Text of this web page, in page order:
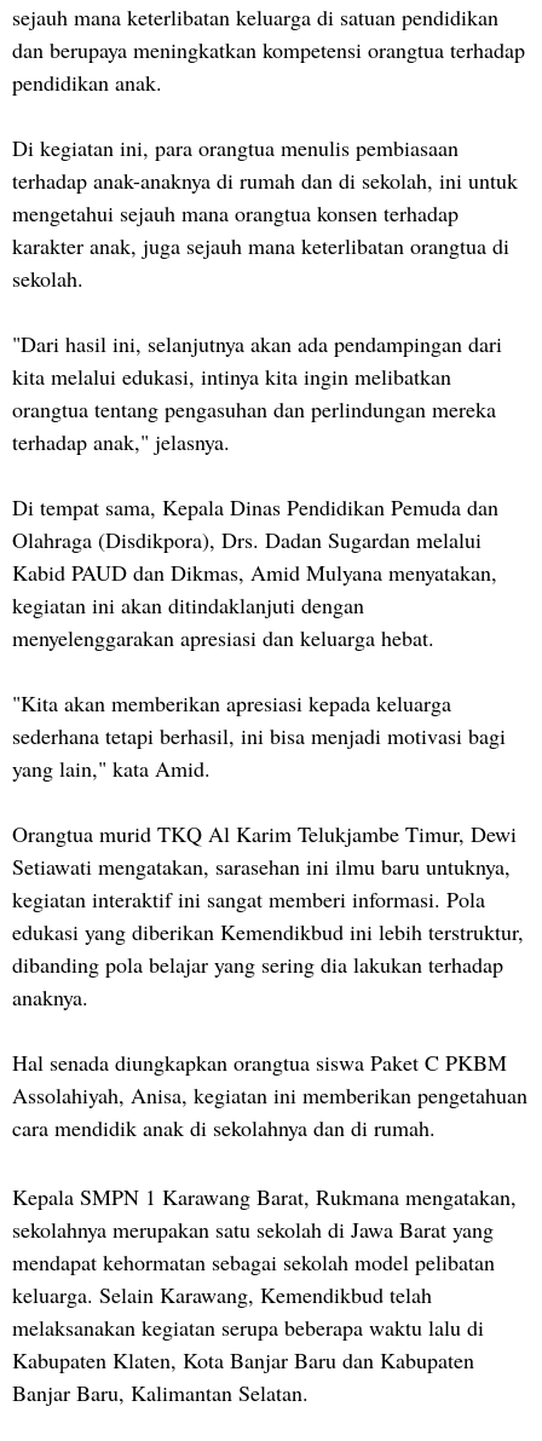
sejauh mana keterlibatan keluarga di satuan pendidikan
dan berupaya meningkatkan kompetensi orangtua terhadap
pendidikan anak.
Di kegiatan ini, para orangtua menulis pembiasaan
terhadap anak-anaknya di rumah dan di sekolah, ini untuk
mengetahui sejauh mana orangtua konsen terhadap
karakter anak, juga sejauh mana keterlibatan orangtua di
sekolah.
"Dari hasil ini, selanjutnya akan ada pendampingan dari
kita melalui edukasi, intinya kita ingin melibatkan
orangtua tentang pengasuhan dan perlindungan mereka
terhadap anak," jelasnya.
Di tempat sama, Kepala Dinas Pendidikan Pemuda dan
Olahraga (Disdikpora), Drs. Dadan Sugardan melalui
Kabid PAUD dan Dikmas, Amid Mulyana menyatakan,
kegiatan ini akan ditindaklanjuti dengan
menyelenggarakan apresiasi dan keluarga hebat.
"Kita akan memberikan apresiasi kepada keluarga
sederhana tetapi berhasil, ini bisa menjadi motivasi bagi
yang lain," kata Amid.
Orangtua murid TKQ Al Karim Telukjambe Timur, Dewi
Setiawati mengatakan, sarasehan ini ilmu baru untuknya,
kegiatan interaktif ini sangat memberi informasi. Pola
edukasi yang diberikan Kemendikbud ini lebih terstruktur,
dibanding pola belajar yang sering dia lakukan terhadap
anaknya.
Hal senada diungkapkan orangtua siswa Paket C PKBM
Assolahiyah, Anisa, kegiatan ini memberikan pengetahuan
cara mendidik anak di sekolahnya dan di rumah.
Kepala SMPN 1 Karawang Barat, Rukmana mengatakan,
sekolahnya merupakan satu sekolah di Jawa Barat yang
mendapat kehormatan sebagai sekolah model pelibatan
keluarga. Selain Karawang, Kemendikbud telah
melaksanakan kegiatan serupa beberapa waktu lalu di
Kabupaten Klaten, Kota Banjar Baru dan Kabupaten
Banjar Baru, Kalimantan Selatan.